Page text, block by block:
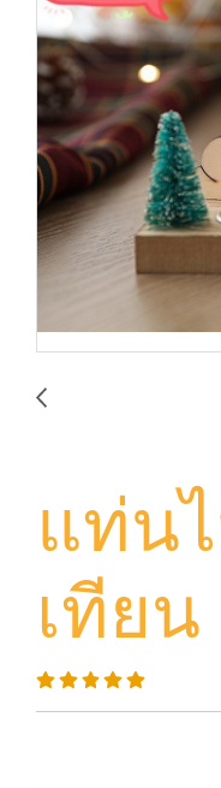
แท่น
เทียน